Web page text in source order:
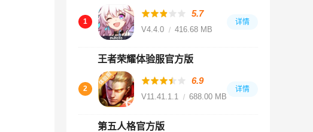
1
5.7
V4.4.0 416.68 MB
详情
王者荣耀体验服官方版
2
6.9
V11.41.1.18 688.00 MB
详情
第五人格官方版